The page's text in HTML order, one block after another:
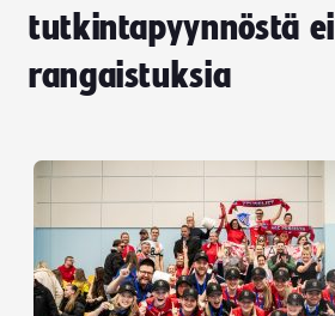
tutkintapyynnöstä ei
rangaistuksia